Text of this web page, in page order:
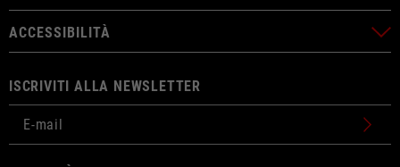
ACCESSIBILITÀ
ISCRIVITI ALLA NEWSLETTER